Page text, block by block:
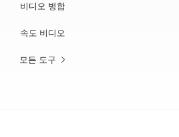
비디오 병합
속도 비디오
모든 도구